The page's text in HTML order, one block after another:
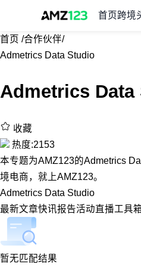
首页 跨境
首页 /合作伙伴/
Admetrics Data Studio
Admetrics Data
收藏
热度:2153
本专题为AMZ123的Admetrics
境电商，就上AMZ123。
Admetrics Data Studio
最新文章快讯报告活动直播工具
暂无匹配结果